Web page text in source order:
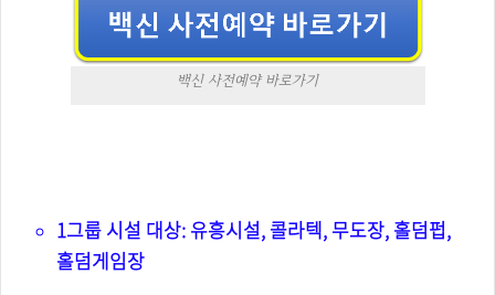
백신 사전예약 바로가기
1그룹 시설 대상: 유흥시설, 콜라텍, 무도장, 홀덤펍,
홀덤게임장